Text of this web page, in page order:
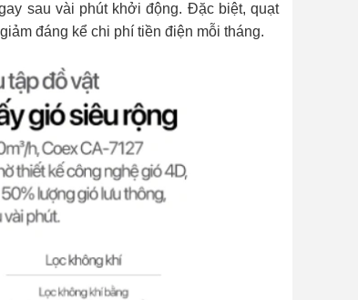
sau vài phút khởi động. Đặc biệt, quạt
đáng kể chi phí tiền điện mỗi tháng.